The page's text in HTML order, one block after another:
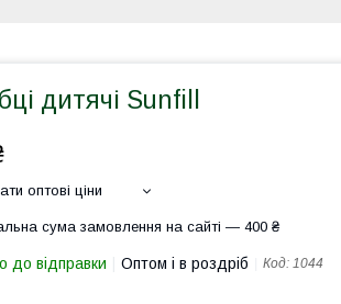
дитячі Sunfill
оптові ціни
сума замовлення на сайті — 400 ₴
до відправки Оптом і в роздріб Код: 1044